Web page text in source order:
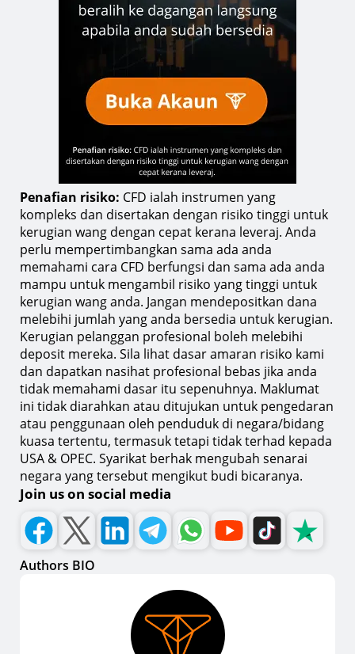
Penafian risiko: CFD ialah instrumen yang
kompleks dan disertakan dengan risiko tinggi untuk
kerugian wang dengan cepat kerana leveraj. Anda
perlu mempertimbangkan sama ada anda
memahami cara CFD berfungsi dan sama ada anda
mampu untuk mengambil risiko yang tinggi untuk
kerugian wang anda. Jangan mendepositkan dana
melebihi jumlah yang anda bersedia untuk kerugian.
Kerugian pelanggan profesional boleh melebihi
deposit mereka. Sila lihat dasar amaran risiko kami
dan dapatkan nasihat profesional bebas jika anda
tidak memahami dasar itu sepenuhnya. Maklumat
ini tidak diarahkan atau ditujukan untuk pengedaran
atau penggunaan oleh penduduk di negara/bidang
kuasa tertentu, termasuk tetapi tidak terhad kepada
USA & OPEC. Syarikat berhak mengubah senarai
negara yang tersebut mengikut budi bicaranya.
Join us on social media
Authors BIO